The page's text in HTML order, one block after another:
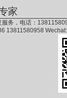
家
务，电话：
13811580958